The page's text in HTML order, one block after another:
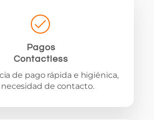
Pagos
Contactless
de pago rápida e higiénica,
de contacto.